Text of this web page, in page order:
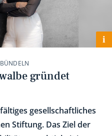
i
gründet
gesellschaftliches
Stiftung. Das Ziel der